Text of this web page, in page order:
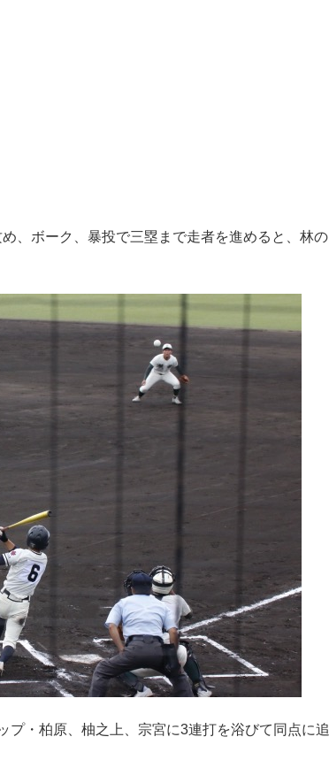
、ボーク、暴投で三塁まで走者を進めると、林の
プ・柏原、柚之上、宗宮に3連打を浴びて同点に追